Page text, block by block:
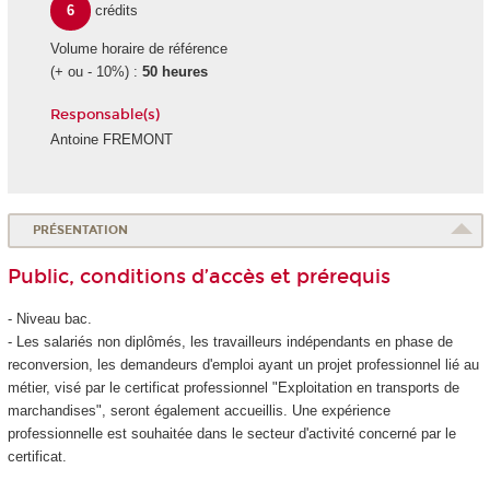
6
crédits
Volume horaire de référence
(+ ou - 10%) : 50 heures
Responsable(s)
Antoine FREMONT
PRÉSENTATION
Public, conditions d’accès et prérequis
- Niveau bac.
- Les salariés non diplômés, les travailleurs indépendants en phase de
reconversion, les demandeurs d'emploi ayant un projet professionnel lié au
métier, visé par le certificat professionnel "Exploitation en transports de
marchandises", seront également accueillis. Une expérience
professionnelle est souhaitée dans le secteur d'activité concerné par le
certificat.